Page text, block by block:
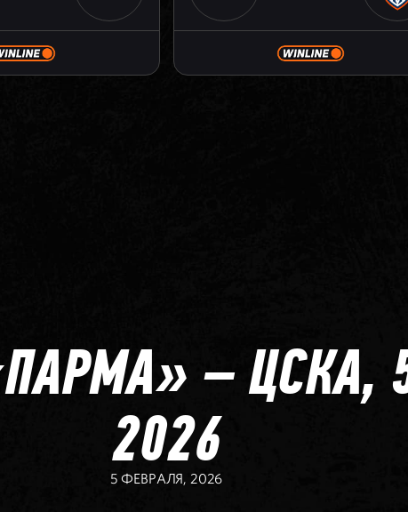
– ЦСКА,
2026
5 ФЕВРАЛЯ, 2026